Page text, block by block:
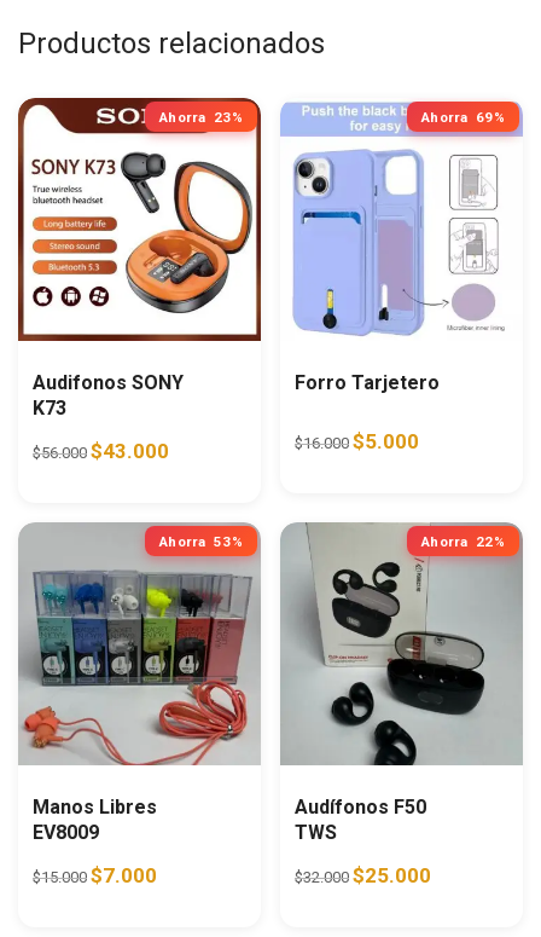
Productos relacionados
Ahorra 23%
Audifonos SONY
K73
$56.000 Original price was: $56.000.
$43.000 Current price is: $43.000.
Ahorra 69%
Forro Tarjetero
$16.000 Original price was:
$5.000
Ahorra 53%
Manos Libres
EV8009
$15.000 Original price was: $15.000.
$7.000 Current price is: $7.000.
Ahorra 22%
Audífonos F50
TWS
$32.000 Original price was:
$25.000